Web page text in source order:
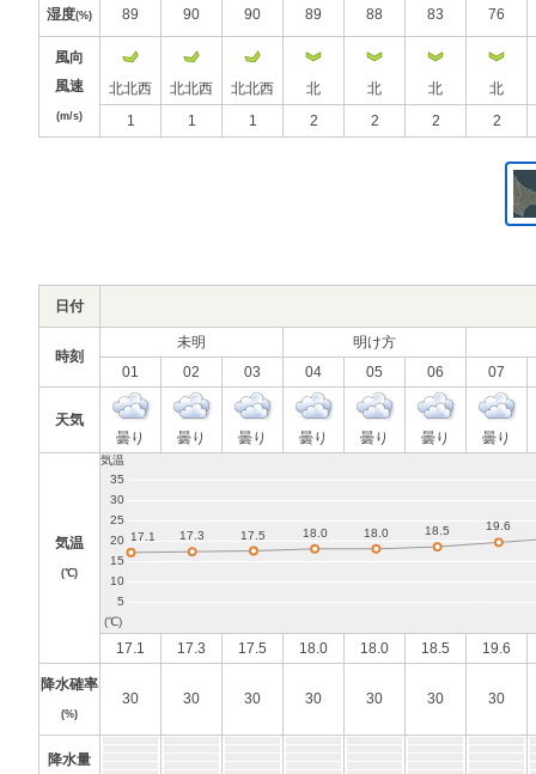
湿度(%) 89 90 90 89 88 83 76
風向
風速
(m/s)
北北西 北北西 北北西 北 北 北 北
1
1 1 2 2 2 2
日付
時刻
未明 明け方
01
02 03 04 05 06 07
天気
曇り
曇り 曇り 曇り 曇り 曇り 曇り
気温
(℃)
17.1 17.3 17.5 18.0 18.0 18.5 19.6
降水確率
(%)
30 30 30 30 30 30 30
降水量